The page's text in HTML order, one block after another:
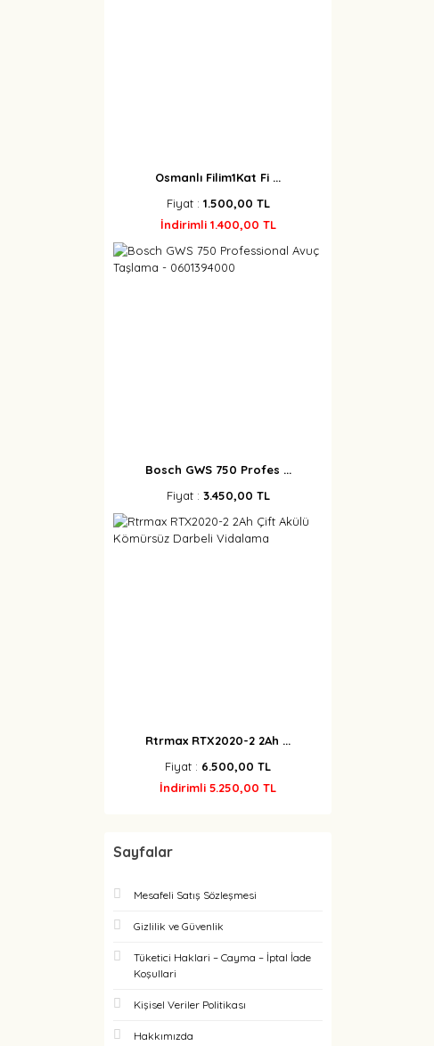
Osmanlı Filim1Kat Fi ...
Fiyat : 1.500,00 TL
İndirimli 1.400,00 TL
Bosch GWS 750 Profes ...
Fiyat : 3.450,00 TL
Rtrmax RTX2020-2 2Ah ...
Fiyat : 6.500,00 TL
İndirimli 5.250,00 TL
Sayfalar
Mesafeli Satış Sözleşmesi
Gizlilik ve Güvenlik
Tüketici Haklari – Cayma – İptal İade
Koşullari
Kişisel Veriler Politikası
Hakkımızda